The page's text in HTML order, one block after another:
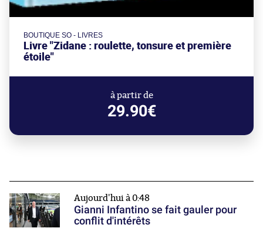
BOUTIQUE SO - LIVRES
Livre "Zidane : roulette, tonsure et première
étoile"
à partir de
29.90€
Aujourd'hui à 0:48
Gianni Infantino se fait gauler pour
conflit d'intérêts